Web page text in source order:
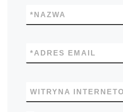
NAZWA
*
ADRES EMAIL
*
WITRYNA